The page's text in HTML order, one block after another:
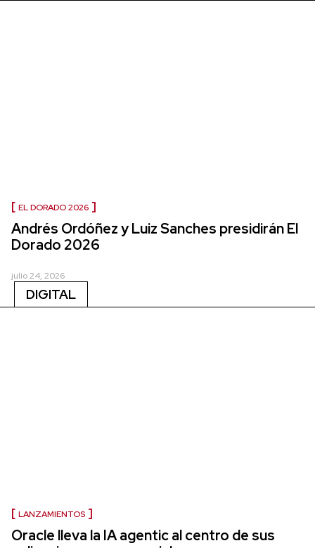
EL DORADO 2026
Andrés Ordóñez y Luiz Sanches presidirán El
Dorado 2026
julio 24, 2026
DIGITAL
LANZAMIENTOS
Oracle lleva la IA agentic al centro de sus